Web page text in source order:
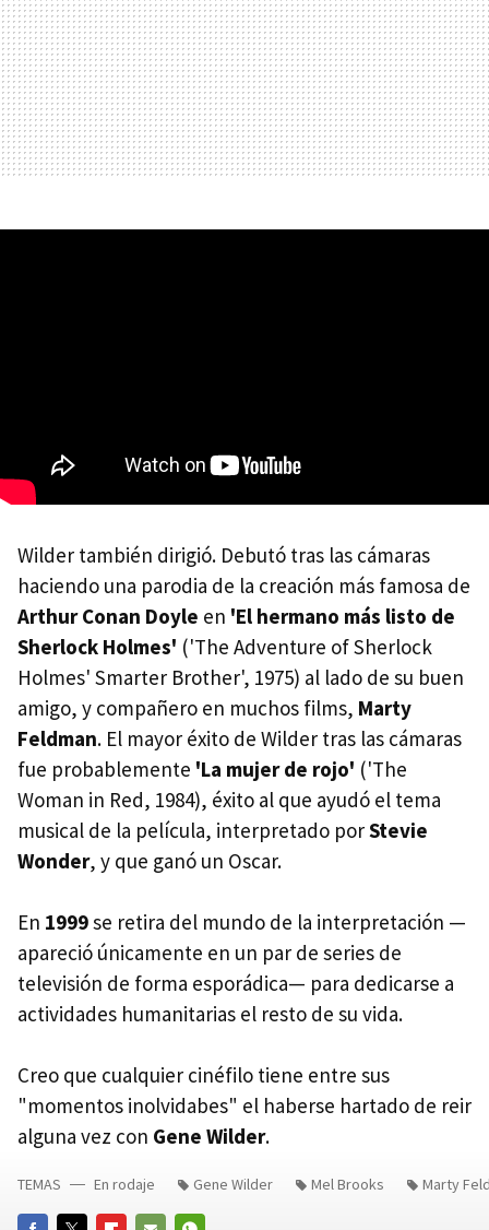
Wilder también dirigió. Debutó tras las cámaras
haciendo una parodia de la creación más famosa de
Arthur Conan Doyle en 'El hermano más listo de
Sherlock Holmes' ('The Adventure of Sherlock
Holmes' Smarter Brother', 1975) al lado de su buen
amigo, y compañero en muchos films, Marty
Feldman. El mayor éxito de Wilder tras las cámaras
fue probablemente 'La mujer de rojo' ('The
Woman in Red, 1984), éxito al que ayudó el tema
musical de la película, interpretado porStevie
Wonder, y que ganó un Oscar.
En 1999se retira del mundo de la interpretación —
apareció únicamente en un par de series de
televisión de forma esporádica— para dedicarse a
actividades humanitarias el resto de su vida.
Creo que cualquier cinéfilo tiene entre sus
"momentos inolvidabes" el haberse hartado de reir
alguna vez con Gene Wilder.
TEMAS En rodaje Gene Wilder Mel Brooks Marty